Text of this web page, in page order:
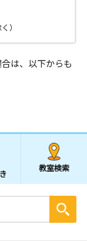
）
は、以下からも
教室検索